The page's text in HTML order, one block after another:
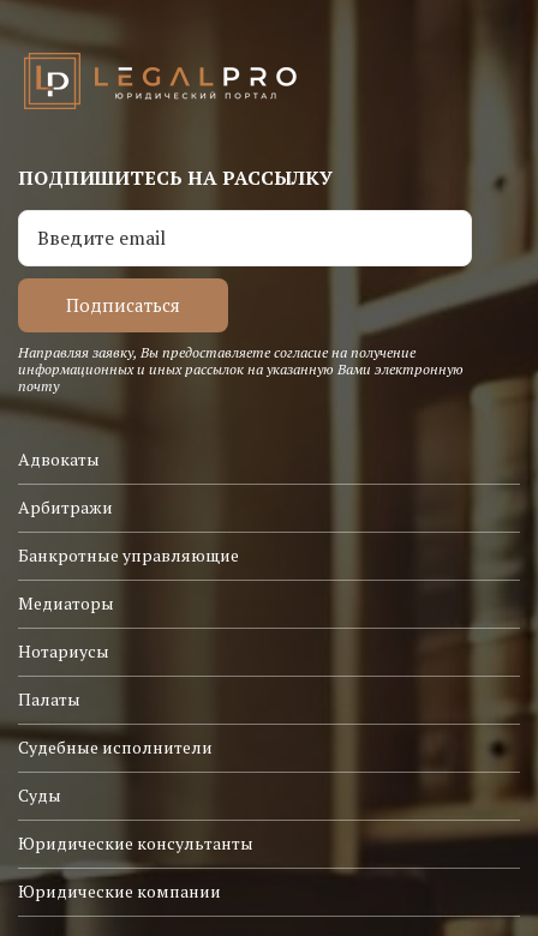
ПОДПИШИТЕСЬ НА РАССЫЛКУ
Направляя заявку, Вы предоставляете согласие на получение
информационных и иных рассылок на указанную Вами электронную
почту
Адвокаты
Арбитражи
Банкротные управляющие
Медиаторы
Нотариусы
Палаты
Судебные исполнители
Суды
Юридические консультанты
Юридические компании